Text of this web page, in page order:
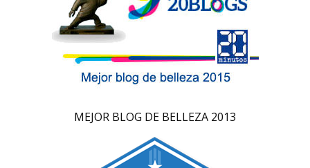
MEJOR BLOG DE BELLEZA 2013